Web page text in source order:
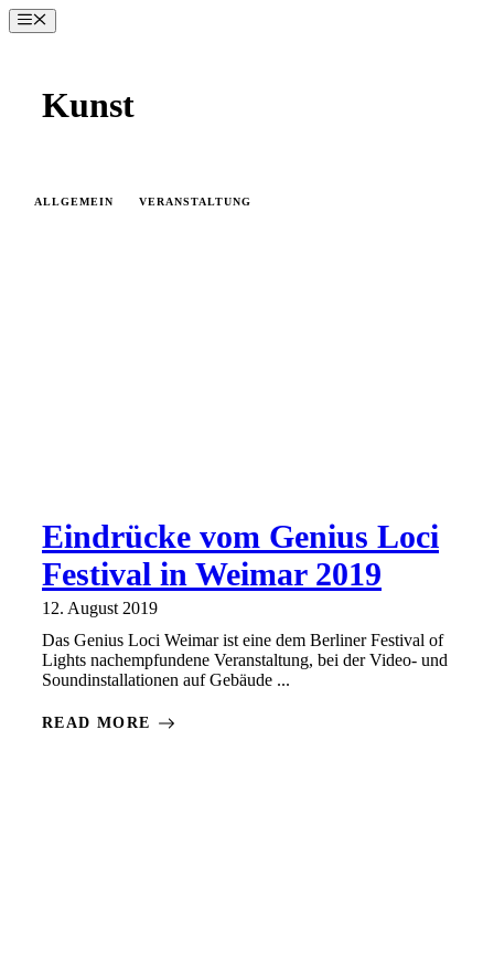
Zum
Inhalt
Menü
Kunst
ALLGEMEIN VERANSTALTUNG
Eindrücke vom Genius Loci
Festival in Weimar 2019
12. August 2019
Das Genius Loci Weimar ist eine dem Berliner Festival of
Lights nachempfundene Veranstaltung, bei der Video- und
Soundinstallationen auf Gebäude ...
READ MORE